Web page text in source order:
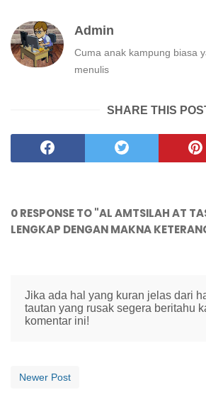
Admin
Cuma anak kampung biasa
menulis
SHARE THIS
0 RESPONSE TO "AL AMTSILAH AT
LENGKAP DENGAN MAKNA
Jika ada hal yang kuran jelas dari
tautan yang rusak segera beritahu
komentar ini!
Newer Post